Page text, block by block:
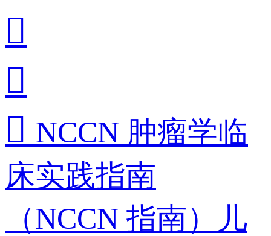


 NCCN 肿瘤学临
床实践指南
（NCCN 指南）儿